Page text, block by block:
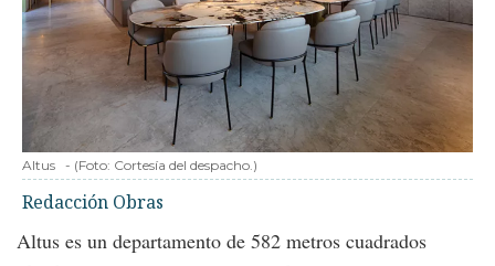
Altus - (Foto: Cortesía del despacho.)
Redacción Obras
Altus es un departamento de 582 metros cuadrados